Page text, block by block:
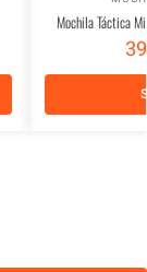
Mochila Táctica